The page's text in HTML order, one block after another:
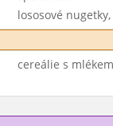
lososové
cereálie s